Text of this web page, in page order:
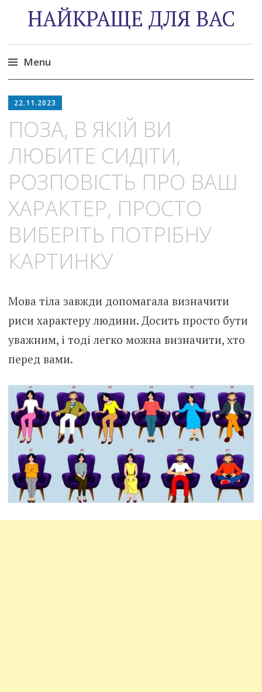
НАЙКРАЩЕ ДЛЯ ВАС
Menu
to
22.11.2023
ПОЗА, В ЯКІЙ ВИ
ЛЮБИТЕ СИДІТИ,
РОЗПОВІСТЬ ПРО ВАШ
ХАРАКТЕР, ПРОСТО
ВИБЕРІТЬ ПОТРІБНУ
КАРТИНКУ
Мова тіла завжди допомагала визначити
риси характеру людини. Досить просто бути
уважним, і тоді легко можна визначити, хто
перед вами.